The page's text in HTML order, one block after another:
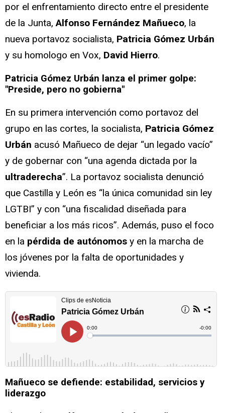
por el enfrentamiento directo entre el presidente
de la Junta, Alfonso Fernández Mañueco, la
nueva portavoz socialista, Patricia Gómez Urbán
y su homologo en Vox, David Hierro.
Patricia Gómez Urbán lanza el primer golpe:
"Preside, pero no gobierna"
En su primera intervención como portavoz del
grupo en las cortes, la socialista, Patricia Gómez
Urbán acusó Mañueco de dejar “un legado vacío”
y de gobernar con “una agenda dictada por la
ultraderecha”. La portavoz socialista denunció
que Castilla y León es “la única comunidad sin ley
LGTBI” y con “una fiscalidad diseñada para
beneficiar a los más ricos”. Además, puso el foco
en la pérdida de autónomos y en la marcha de
los jóvenes por la falta de oportunidades y
vivienda.
Mañueco se defiende: estabilidad, servicios y
liderazgo